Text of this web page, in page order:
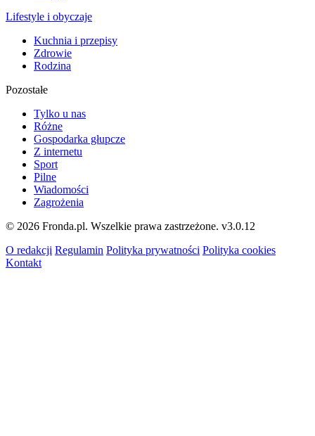
Lifestyle i obyczaje
Kuchnia i przepisy
Zdrowie
Rodzina
Pozostałe
Tylko u nas
Różne
Gospodarka głupcze
Z internetu
Sport
Pilne
Wiadomości
Zagrożenia
© 2026 Fronda.pl. Wszelkie prawa zastrzeżone. v3.0.12
O redakcji Regulamin Polityka prywatności Polityka cookies
Kontakt